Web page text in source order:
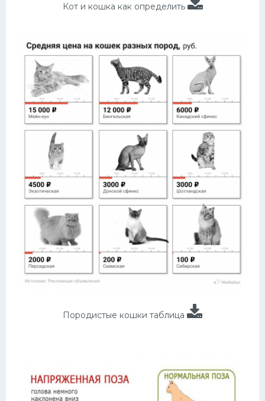
Кот и кошка как определить
Породистые кошки таблица